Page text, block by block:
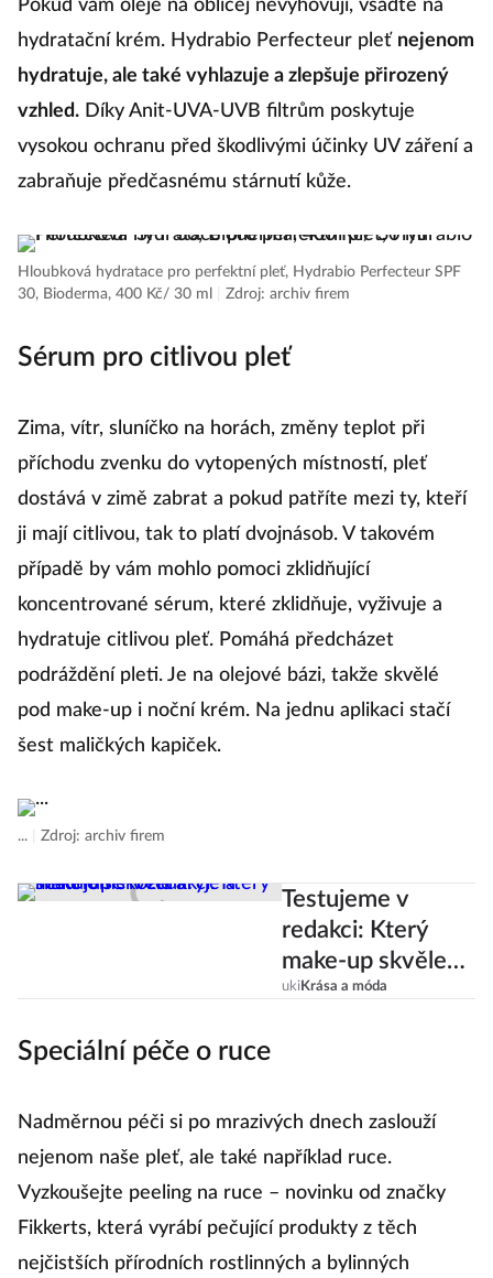
Pokud vám oleje na obličej nevyhovují, vsaďte na
hydratační krém. Hydrabio Perfecteur pleť nejenom
hydratuje, ale také vyhlazuje a zlepšuje přirozený
vzhled. Díky Anit-UVA-UVB filtrům poskytuje
vysokou ochranu před škodlivými účinky UV záření a
zabraňuje předčasnému stárnutí kůže.
Hloubková hydratace pro perfektní pleť, Hydrabio Perfecteur SPF
30, Bioderma, 400 Kč/ 30 ml
Zdroj: archiv firem
Sérum pro citlivou pleť
Zima, vítr, sluníčko na horách, změny teplot při
příchodu zvenku do vytopených místností, pleť
dostává v zimě zabrat a pokud patříte mezi ty, kteří
ji mají citlivou, tak to platí dvojnásob. V takovém
případě by vám mohlo pomoci zklidňující
koncentrované sérum, které zklidňuje, vyživuje a
hydratuje citlivou pleť. Pomáhá předcházet
podráždění pleti. Je na olejové bázi, takže skvělé
pod make-up i noční krém. Na jednu aplikaci stačí
šest maličkých kapiček.
... Zdroj: archiv firem
Testujeme v
redakci: Který
make-up skvěle
kryje a snadno se
uki Krása a móda
Speciální péče o ruce
Nadměrnou péči si po mrazivých dnech zaslouží
nejenom naše pleť, ale také například ruce.
Vyzkoušejte peeling na ruce – novinku od značky
Fikkerts, která vyrábí pečující produkty z těch
nejčistších přírodních rostlinných a bylinných